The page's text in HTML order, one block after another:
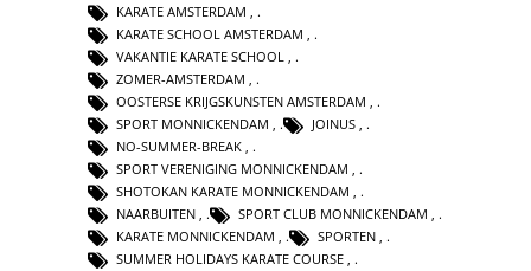
KARATE AMSTERDAM
KARATE SCHOOL AMSTERDAM
VAKANTIE KARATE SCHOOL
ZOMER-AMSTERDAM
OOSTERSE KRIJGSKUNSTEN AMSTERDAM
SPORT MONNICKENDAM , JOINUS ,
NO-SUMMER-BREAK ,
SPORT VERENIGING MONNICKENDAM ,
SHOTOKAN KARATE MONNICKENDAM ,
NAARBUITEN , SPORT CLUB MONNICKENDAM ,
KARATE MONNICKENDAM , SPORTEN ,
SUMMER HOLIDAYS KARATE COURSE ,